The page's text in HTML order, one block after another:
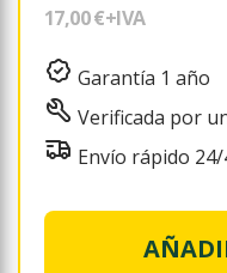
17,00 €+IVA
Garantía 1 año
Verificada por
Envío rápido